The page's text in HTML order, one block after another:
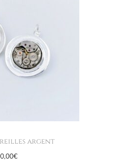
argent
€